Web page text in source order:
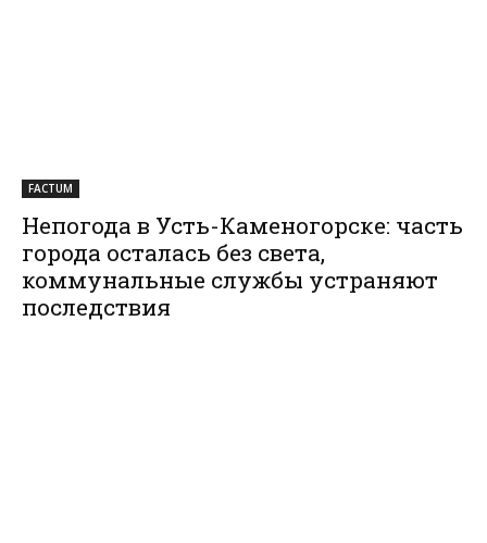
FACTUM
Непогода в Усть-Каменогорске: часть
города осталась без света,
коммунальные службы устраняют
последствия